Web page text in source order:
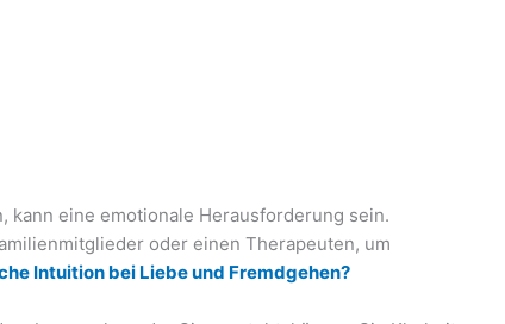
eine emotionale Herausforderung sein.
oder einen Therapeuten, um
Intuition bei Liebe und Fremdgehen?